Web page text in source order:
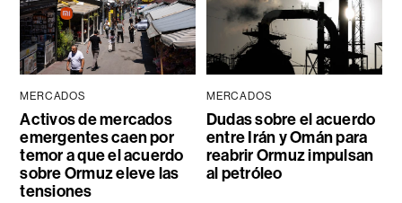
MERCADOS
Activos de mercados
emergentes caen por
temor a que el acuerdo
sobre Ormuz eleve las
tensiones
MERCADOS
Dudas sobre el acuerdo
entre Irán y Omán para
reabrir Ormuz impulsan
al petróleo